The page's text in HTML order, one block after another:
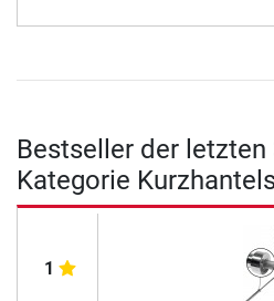
Bestseller der letzten
Kategorie
1